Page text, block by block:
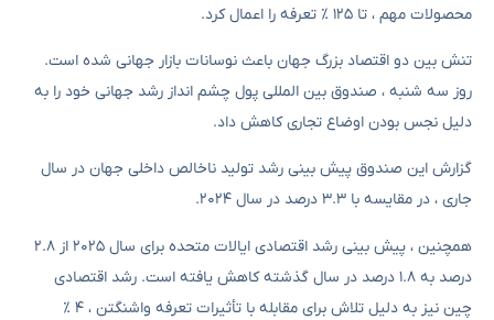
محصولات مهم ، تا ۱۲۵ ٪ تعرفه را اعمال کرد.
تنش بین دو اقتصاد بزرگ جهان باعث نوسانات بازار جهانی شده است.
روز سه شنبه ، صندوق بین المللی پول چشم انداز رشد جهانی خود را به
دلیل نجس بودن اوضاع تجاری کاهش داد.
گزارش این صندوق پیش بینی رشد تولید ناخالص داخلی جهان در سال
جاری ، در مقایسه با ۳.۳ درصد در سال ۲۰۲۴.
همچنین ، پیش بینی رشد اقتصادی ایالات متحده برای سال ۲۰۲۵ از ۲.۸
درصد به ۱.۸ درصد در سال گذشته کاهش یافته است. رشد اقتصادی
چین نیز به دلیل تلاش برای مقابله با تأثیرات تعرفه واشنگتن ، ۴ ٪